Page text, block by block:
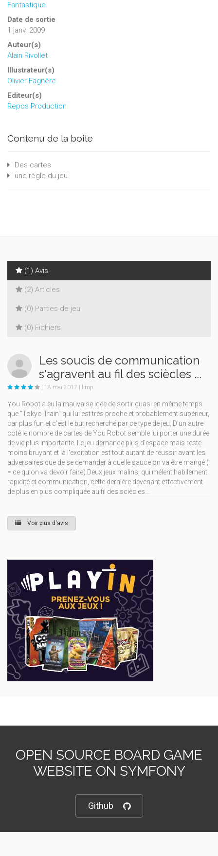
Fantastique
Date de sortie
1 janv. 2009
Auteur(s)
Alain Rivollet
Illustrateur(s)
Olivier Fagnère
Editeur(s)
Repos Production
Contenu de la boite
Des cartes
une règle du jeu
(1) Avis
(2) Articles
(0) Parties de jeu
(0) Fichiers
Les soucis de communication
s'agravent au fil des sciècles ...
| 18 mai 2017 | limp
You Robot a eu la mauvaise idée de sortir quasi en même temps
que "Tokyo Train" qui lui est très proche et probablement supérieur,
car plus fun et c'est le but recherché par ce type de jeu. D'un autre
coté le nombre de cartes de You Robot semble lui porter une durée
de vie plus importante. Le jeu demande plus d'espace mais reste
moins bruyant et là l'excitation est tout autant de réussir avant les
adversaires que de se demander à quelle sauce on va être mangé (
= ce qu'on va devoir faire) Deux jeux malins, qui mélent habilement
rapidité et communication, cette dernière devenant effectivement
de plus en plus compliquée au fil des sciècles...
Voir plus d'avis
OPEN SOURCE BOARD GAME
WEBSITE ON SYMFONY
Github